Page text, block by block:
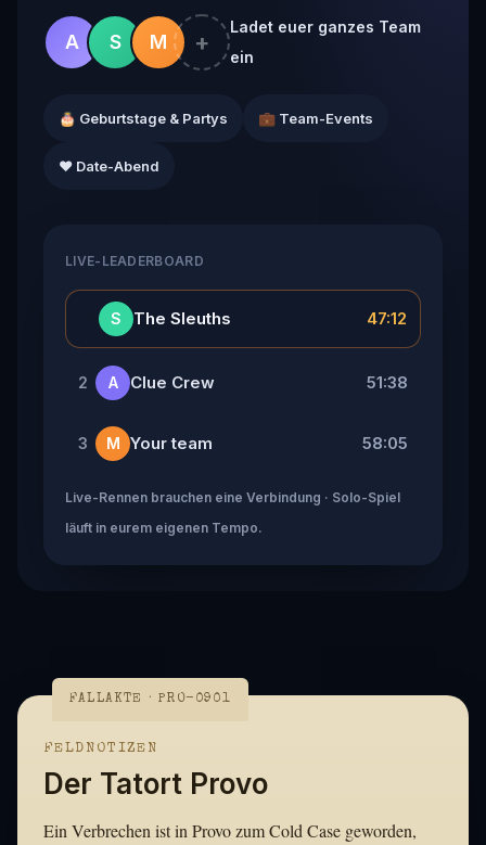
A S M +
Ladet euer ganzes Team
ein
🎂 Geburtstage & Partys 💼 Team-Events
❤️ Date-Abend
LIVE-LEADERBOARD
S The Sleuths 47:12
2 A Clue Crew 51:38
3 M Your team 58:05
Live-Rennen brauchen eine Verbindung · Solo-Spiel
läuft in eurem eigenen Tempo.
FALLAKTE · PRO-0901
FELDNOTIZEN
Der Tatort Provo
Ein Verbrechen ist in Provo zum Cold Case geworden,